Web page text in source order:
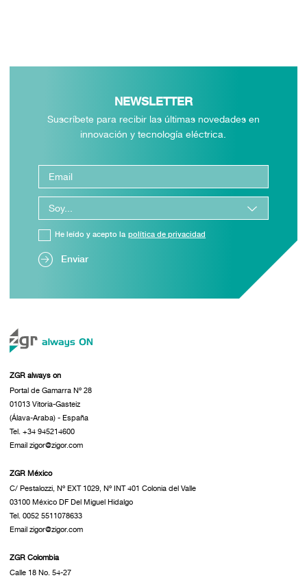
NEWSLETTER
Suscríbete para recibir las últimas novedades en
innovación y tecnología eléctrica.
Enviar
He leído y acepto la política de privacidad
ZGR always on
Portal de Gamarra Nº 28
01013 Vitoria-Gasteiz
(Álava-Araba) - España
Tel. +34 945214600
Email zigor@zigor.com
ZGR México
C/ Pestalozzi, Nº EXT 1029, Nº INT 401 Colonia del Valle
03100 México DF Del Miguel Hidalgo
Tel. 0052 5511078633
Email zigor@zigor.com
ZGR Colombia
Calle 18 No. 54-27